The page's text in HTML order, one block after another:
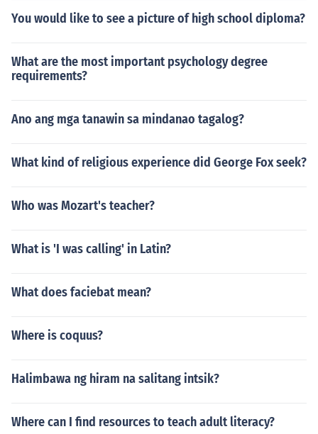
You would like to see a picture of high school diploma?
What are the most important psychology degree
requirements?
Ano ang mga tanawin sa mindanao tagalog?
What kind of religious experience did George Fox seek?
Who was Mozart's teacher?
What is 'I was calling' in Latin?
What does faciebat mean?
Where is coquus?
Halimbawa ng hiram na salitang intsik?
Where can I find resources to teach adult literacy?